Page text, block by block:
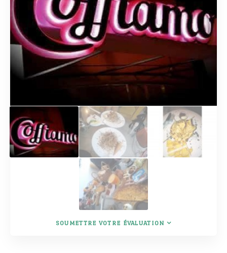
SOUMETTRE VOTRE ÉVALUATION